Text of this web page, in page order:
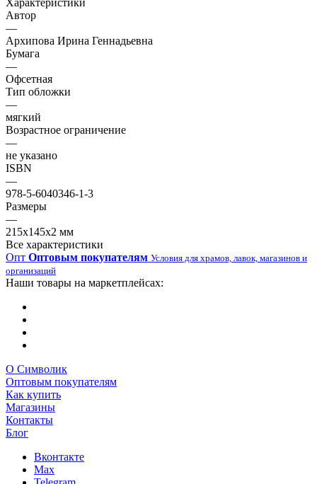
Характеристики
Автор
—
Архипова Ирина Геннадьевна
Бумага
—
Офсетная
Тип обложки
—
мягкий
Возрастное ограничение
—
не указано
ISBN
—
978-5-6040346-1-3
Размеры
—
215х145х2 мм
Все характеристики
Опт Оптовым покупателям Условия для храмов, лавок, магазинов и
организаций
Наши товары на маркетплейсах:
О Символик
Оптовым покупателям
Как купить
Магазины
Контакты
Блог
Вконтакте
Max